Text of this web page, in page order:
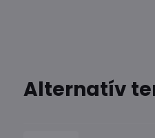
Alternatív